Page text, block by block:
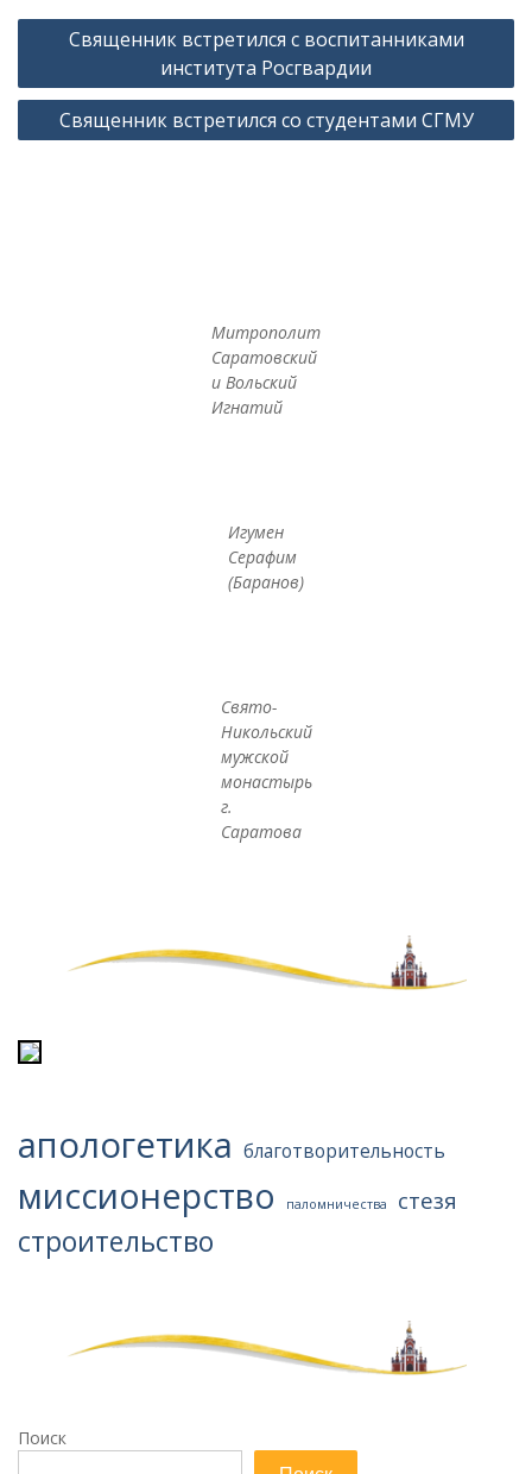
Навигация
записям
Священник встретился с воспитанниками
института Росгвардии
Священник встретился со студентами СГМУ
Митрополит
Саратовский
и Вольский
Игнатий
Игумен
Серафим
(Баранов)
Свято-
Никольский
мужской
монастырь
г.
Саратова
апологетика благотворительность
миссионерство паломничества стезя
строительство
Поиск